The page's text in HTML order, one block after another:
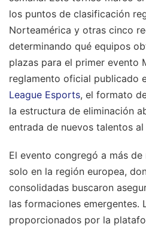
los puntos de clasificación
Norteamérica y otras cinco
determinando qué equipos
plazas para el primer evento
reglamento oficial publicado
League Esports, el formato
la estructura de eliminación
entrada de nuevos talentos
El evento congregó a más
solo en la región europea,
consolidadas buscaron
las formaciones emergentes.
proporcionados por la